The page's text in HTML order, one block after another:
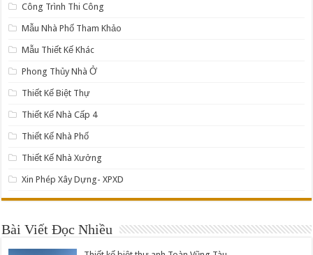
Công Trình Thi Công
Mẫu Nhà Phố Tham Khảo
Mẫu Thiết Kế Khác
Phong Thủy Nhà Ở
Thiết Kế Biệt Thự
Thiết Kế Nhà Cấp 4
Thiết Kế Nhà Phố
Thiết Kế Nhà Xưởng
Xin Phép Xây Dựng- XPXD
Bài Viết Đọc Nhiều